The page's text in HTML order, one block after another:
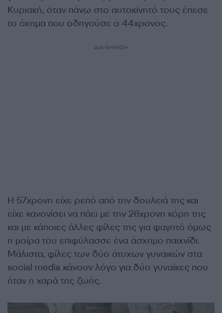
Κυριακή, όταν πάνω στο αυτοκίνητό τους έπεσε
το όχημα που οδηγούσε ο 44χρονος.
ΔΙΑΦΗΜΙΣΗ
Η 57χρονη είχε ρεπό από την δουλειά της και
είχε κανονίσει να πάει με την 26χρονη κόρη της
και με κάποιες άλλες φίλες της για φαγητό όμως
η μοίρα του επιφύλασσε ένα άσχημο παιχνίδι.
Μάλιστα, φίλες των δύο άτυχων γυναικών στα
social media κάνουν λόγο για δύο γυναίκες που
ήταν η χαρά της ζωής.